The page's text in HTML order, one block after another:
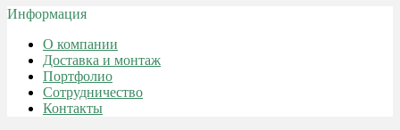
Информация
О компании
Доставка и монтаж
Портфолио
Сотрудничество
Контакты